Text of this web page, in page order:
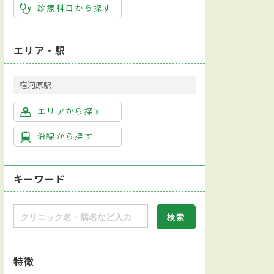
診療科目から探す
エリア・駅
宿河原駅
エリアから探す
沿線から探す
キーワード
特徴